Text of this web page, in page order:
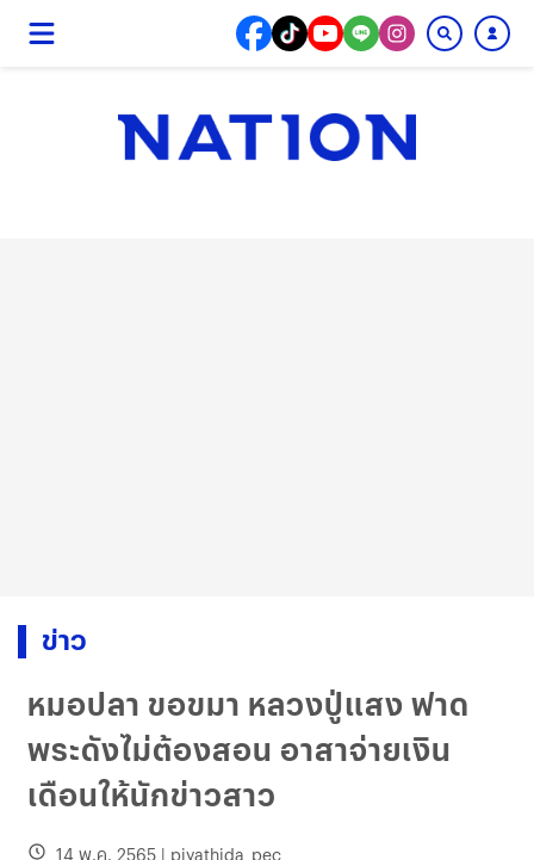
ข่าว
หมอปลา ขอขมา หลวงปู่แสง ฟาด
พระดังไม่ต้องสอน อาสาจ่ายเงิน
เดือนให้นักข่าวสาว
14 พ.ค. 2565 | piyathida_pec